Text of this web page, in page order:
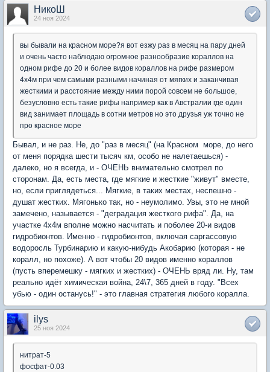
НикоШ
24 ноя 2024
вы бывали на красном море?я вот езжу раз в месяц на пару дней
и очень часто наблюдаю огромное разнообразие кораллов на
одном рифе до 20 и более видов кораллов на рифе размером
4х4м при чем самыми разными начиная от мягких и заканчивая
жесткими и расстояние между ними порой совсем не большое,
безусловно есть такие рифы например как в Австралии где один
вид занимает площадь в сотни метров но это друзья уж точно не
про красное море
Бывал, и не раз. Не, до "раз в месяц" (на Красном море, до него
от меня порядка шести тысяч км, особо не налетаешься) -
далеко, но я всегда, и - ОЧЕНЬ внимательно смотрел по
сторонам. Да, есть места, где мягкие и жесткие "живут" вместе,
но, если приглядеться... Мягкие, в таких местах, неспешно -
душат жестких. Мягонько так, но - неумолимо. Увы, это не мной
замечено, называется - "деградация жесткого рифа". Да, на
участке 4х4м вполне можно насчитать и поболее 20-и видов
гидробионтов. Именно - гидробионтов, включая саргассовую
водоросль Турбинарию и какую-нибудь Акобарию (которая - не
коралл, но похоже). А вот чтобы 20 видов именно кораллов
(пусть вперемешку - мягких и жестких) - ОЧЕНЬ вряд ли. Ну, там
реально идёт химическая война, 24\7, 365 дней в году. "Всех
убью - один останусь!" - это главная стратегия любого коралла.
ilys
25 ноя 2024
нитрат-5
фосфат-0.03